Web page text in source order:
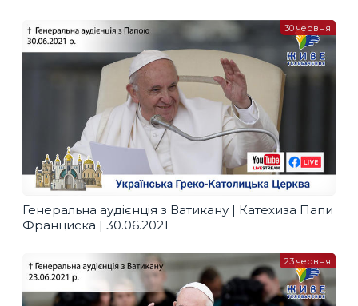
Генеральна аудієнція з Ватикану | Катехиза Папи
Франциска | 30.06.2021
30 червня
23 червня